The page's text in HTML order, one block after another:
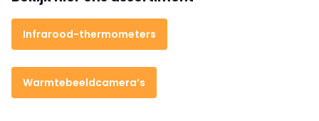
Infrarood-thermometers
Warmtebeeldcamera’s